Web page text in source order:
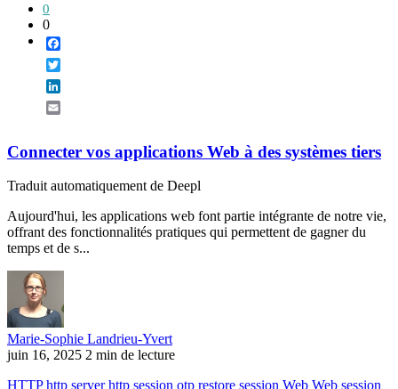
0
0
Connecter vos applications Web à des systèmes tiers
Traduit automatiquement de Deepl
Aujourd'hui, les applications web font partie intégrante de notre vie,
offrant des fonctionnalités pratiques qui permettent de gagner du
temps et de s...
Marie-Sophie Landrieu-Yvert
juin 16, 2025 2 min de lecture
HTTP http server http session otp restore session Web Web session